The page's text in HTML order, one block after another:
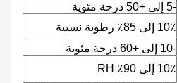
-5 إلى +50 درجة مئوية
10٪ إلى 85٪ رطوبة نسبية
-10 إلى +60 درجة مئوية
10٪ إلى 90٪ RH